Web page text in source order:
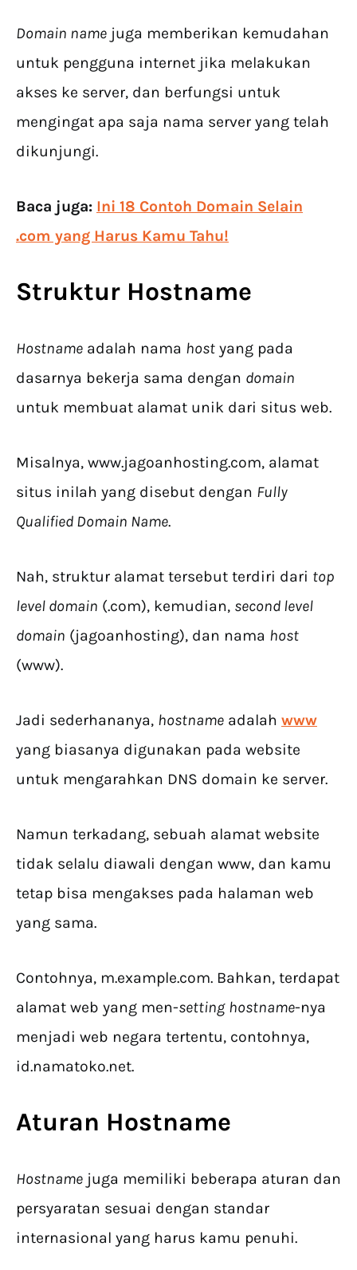
Domain name juga memberikan kemudahan
untuk pengguna internet jika melakukan
akses ke server, dan berfungsi untuk
mengingat apa saja nama server yang telah
dikunjungi.
Baca juga: Ini 18 Contoh Domain Selain
.com yang Harus Kamu Tahu!
Struktur Hostname
Hostname adalah nama host yang pada
dasarnya bekerja sama dengan domain
untuk membuat alamat unik dari situs web.
Misalnya, www.jagoanhosting.com, alamat
situs inilah yang disebut dengan Fully
Qualified Domain Name.
Nah, struktur alamat tersebut terdiri dari top
level domain (.com), kemudian, second level
domain (jagoanhosting), dan nama host
(www).
Jadi sederhananya, hostname adalah www
yang biasanya digunakan pada website
untuk mengarahkan DNS domain ke server.
Namun terkadang, sebuah alamat website
tidak selalu diawali dengan www, dan kamu
tetap bisa mengakses pada halaman web
yang sama.
Contohnya, m.example.com. Bahkan, terdapat
alamat web yang men-setting hostname-nya
menjadi web negara tertentu, contohnya,
id.namatoko.net.
Aturan Hostname
Hostname juga memiliki beberapa aturan dan
persyaratan sesuai dengan standar
internasional yang harus kamu penuhi.